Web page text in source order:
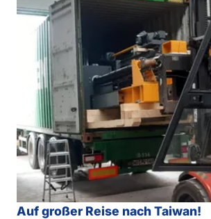
Auf großer Reise nach Taiwan!